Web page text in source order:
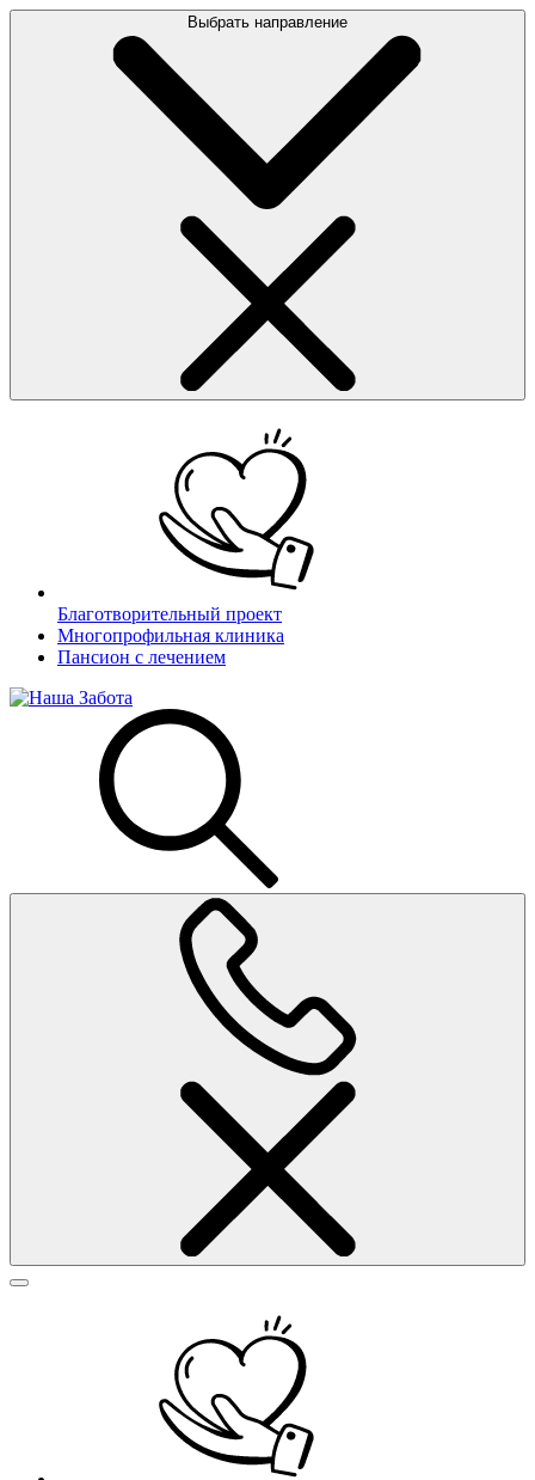
Выбрать направление
Благотворительный проект
Многопрофильная клиника
Пансион с лечением